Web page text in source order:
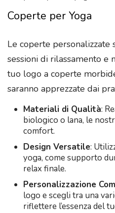
Coperte per Yoga
Le coperte
sessioni di rilassamento e
tuo logo a coperte
saranno apprezzate dai
Materiali di Qualità:
biologico o lana, le
comfort.
Design Versatile:
yoga, come supporto
relax finale.
Personalizzazione
logo e scegli tra una
riflettere l’essenza del